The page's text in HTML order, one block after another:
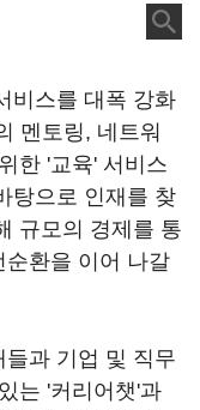
비스를 대폭 강화
멘토링, 네트워
한 '교육' 서비스
탕으로 인재를 찾
규모의 경제를 통
환을 이어 나갈
과 기업 및 직무
는 '커리어챗'과